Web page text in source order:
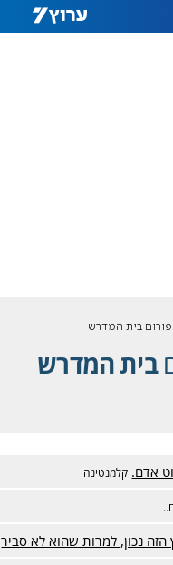
פורום בית המדרש
בית המדרש
אדם. קלמנטינה
הזה נכון, למרות שהוא לא סביר